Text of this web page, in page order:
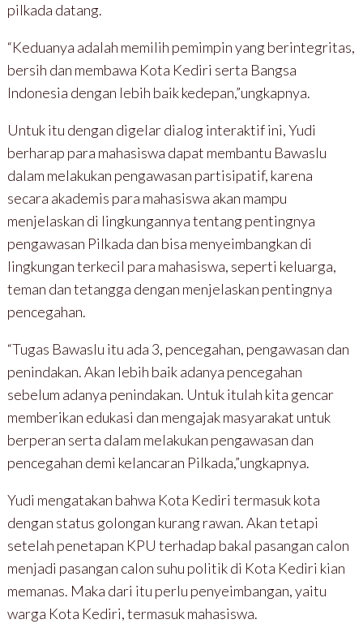
pilkada datang.
“Keduanya adalah memilih pemimpin yang berintegritas,
bersih dan membawa Kota Kediri serta Bangsa
Indonesia dengan lebih baik kedepan,”ungkapnya.
Untuk itu dengan digelar dialog interaktif ini, Yudi
berharap para mahasiswa dapat membantu Bawaslu
dalam melakukan pengawasan partisipatif, karena
secara akademis para mahasiswa akan mampu
menjelaskan di lingkungannya tentang pentingnya
pengawasan Pilkada dan bisa menyeimbangkan di
lingkungan terkecil para mahasiswa, seperti keluarga,
teman dan tetangga dengan menjelaskan pentingnya
pencegahan.
“Tugas Bawaslu itu ada 3, pencegahan, pengawasan dan
penindakan. Akan lebih baik adanya pencegahan
sebelum adanya penindakan. Untuk itulah kita gencar
memberikan edukasi dan mengajak masyarakat untuk
berperan serta dalam melakukan pengawasan dan
pencegahan demi kelancaran Pilkada,”ungkapnya.
Yudi mengatakan bahwa Kota Kediri termasuk kota
dengan status golongan kurang rawan. Akan tetapi
setelah penetapan KPU terhadap bakal pasangan calon
menjadi pasangan calon suhu politik di Kota Kediri kian
memanas. Maka dari itu perlu penyeimbangan, yaitu
warga Kota Kediri, termasuk mahasiswa.